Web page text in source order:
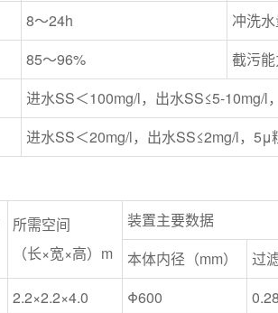
8～24h 冲洗
85～96% 截污
进水SS＜100mg/l，出水SS≤5-10mg/l
进水SS＜20mg/l，出水SS≤2mg/l，5μ
所需空间
（长×宽×高）m
装置主要数据
本体内径（mm）
过
2.2×2.2×4.0 Φ600